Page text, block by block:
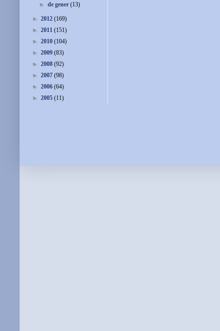
►de gener(13)
► 2012 (169)
► 2011 (151)
► 2010 (104)
► 2009 (83)
► 2008 (92)
► 2007 (98)
► 2006 (64)
► 2005 (11)